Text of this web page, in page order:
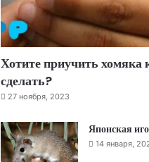
Хотите приучить хомяка
сделать?
27 ноября, 2023
Японская
14 января,